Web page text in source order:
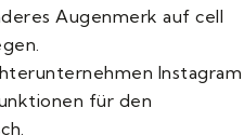
Augenmerk auf cell
Instagram
für den